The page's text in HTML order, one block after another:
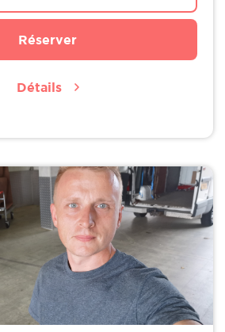
Réserver
Détails